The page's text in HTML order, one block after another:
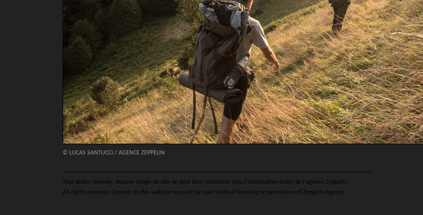
© LUCAS SANTUCCI / AGENCE ZEPPELIN
Tous droits réservés. Aucune image du site ne peut être reproduite sans l'autorisation écrite de l'agence Zeppelin.
All rights reserved. Content on this website may not be used without licensing or permission of Zeppelin Agency.